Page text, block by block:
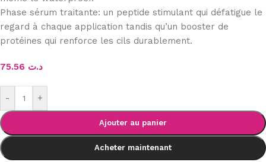
Phase sérum traitante: un peptide stimulant qui défatigue le
regard à chaque application tandis qu’un booster de
protéines qui renforce les cils durablement.
د.ت
- +
Ajouter au panier
Acheter maintenant